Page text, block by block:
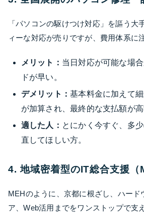
「パソコンの駆けつけ対応」を謳う大
ィーな対応が売りですが、費用体系に
メリット： 当日対応が可能な場
ドが早い。
デメリット：基本料金に加えて
が加算され、最終的な支払額が高
適した人： とにかく今すぐ、多
直してほしい方。
4. 地域密着型のIT総合支援（
MEHのように、京都に根ざし、ハード
ア、Web活用までをワンストップで支